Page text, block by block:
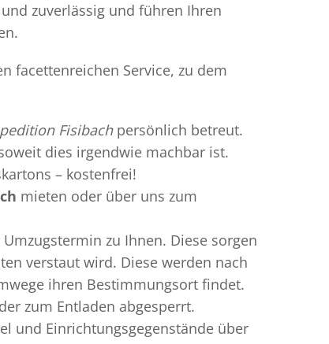
zuverlässig und führen Ihren
facettenreichen Service, zu dem
Fisibachpersönlich betreut.
dies irgendwie machbar ist.
– kostenfrei!
mieten oder über uns zum
zu Ihnen. Diese sorgen
verstaut wird. Diese werden nach
ihren Bestimmungsort findet.
zum Entladen abgesperrt.
und Einrichtungsgegenstände über